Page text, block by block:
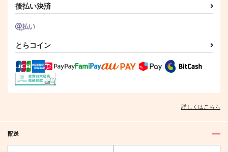
loved,beloved
×キラ
サンプル
作品詳細
サンプル サンプル
後払い決済
とらコイン
詳しくはこちら
配送